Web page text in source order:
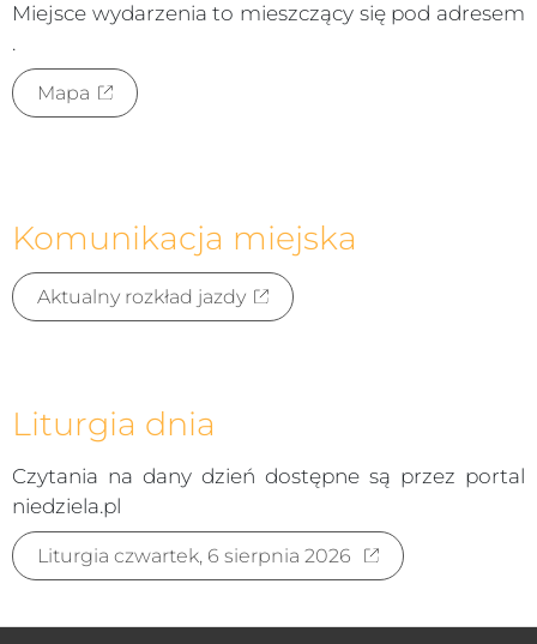
Miejsce wydarzenia to mieszczący się pod adresem
.
Mapa
Komunikacja miejska
Aktualny rozkład jazdy
Liturgia dnia
Czytania na dany dzień dostępne są przez portal
niedziela.pl
Liturgia czwartek, 6 sierpnia 2026